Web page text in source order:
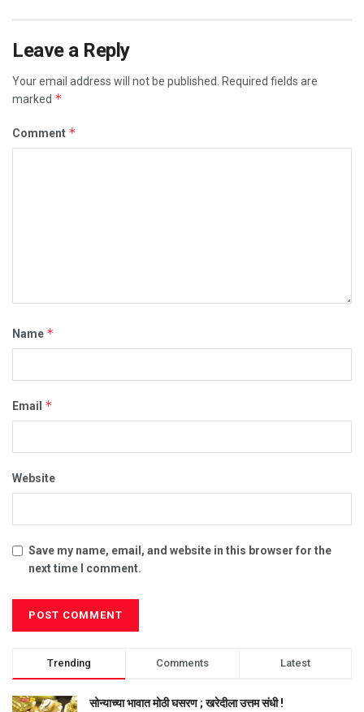
Leave a Reply
Your email address will not be published.
Required fields are
marked *
Comment *
Name *
Email *
Website
Save my name, email, and website in this browser for the
next time I comment.
Trending Comments Latest
सोन्याच्या भावात मोठी घसरण ; खरेदीला उत्तम संधी !